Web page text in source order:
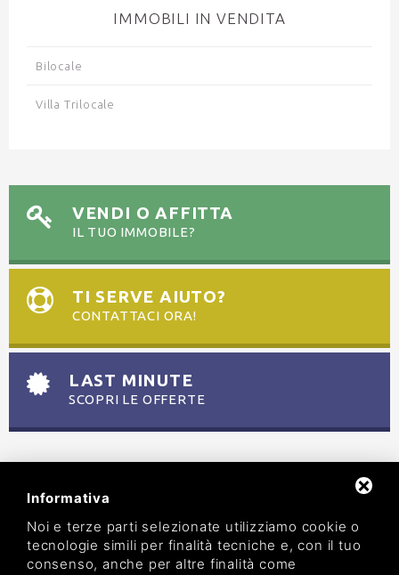
IMMOBILI IN VENDITA
Bilocale
Villa Trilocale
VENDI O AFFITTA
IL TUO IMMOBILE?
TI SERVE AIUTO?
CONTATTACI ORA!
LAST MINUTE
SCOPRI LE OFFERTE
AGENZIA TURISTICA MARIO
Informativa
Noi e terze parti selezionate utilizziamo cookie o
tecnologie simili per finalità tecniche e, con il tuo
consenso, anche per altre finalità come